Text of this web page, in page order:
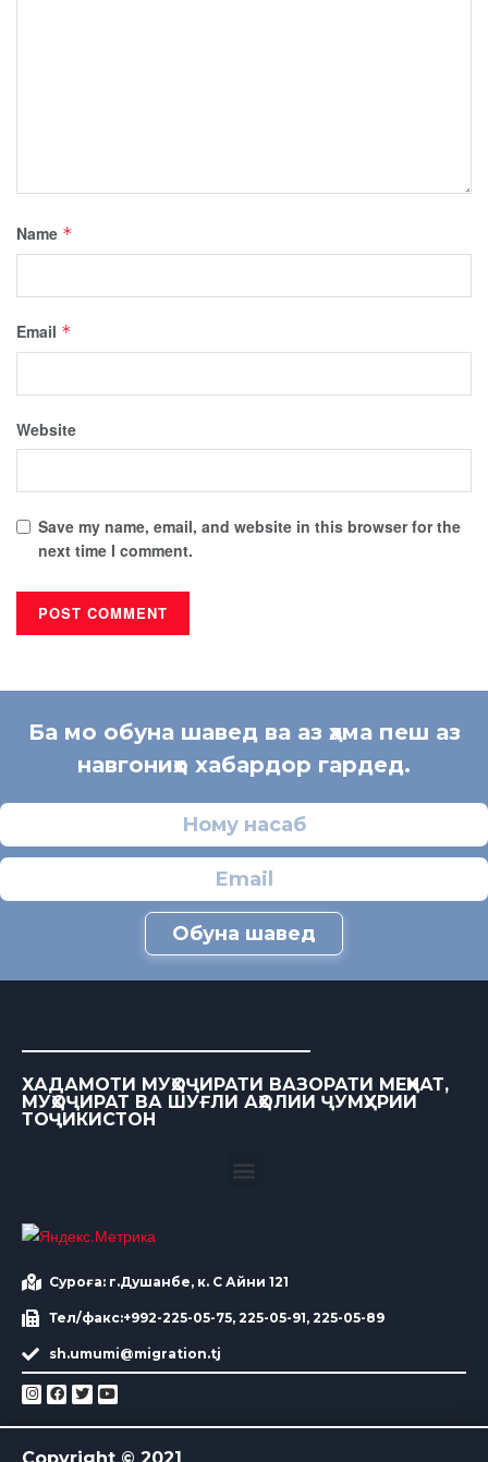
Name *
Email *
Website
Save my name, email, and website in this browser for the
next time I comment.
Ба мо обуна шавед ва аз ҳама пеш аз
навгониҳо хабардор гардед.
Обуна шавед
ХАДАМОТИ МУҲОҶИРАТИ ВАЗОРАТИ МЕҲНАТ,
МУҲОҶИРАТ ВА ШУҒЛИ АҲОЛИИ ҶУМҲУРИИ
ТОҶИКИСТОН
Суроға: г.Душанбе, к. С Айни 121
Тел/факс:+992-225-05-75, 225-05-91, 225-05-89
sh.umumi@migration.tj